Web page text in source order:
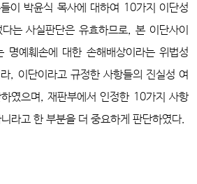
이 박윤식 목사에 대하여 10가지 이단성
는 사실판단은 유효하므로, 본 이단사이
명예훼손에 대한 손해배상이라는 위법성
, 이단이라고 규정한 사항들의 진실성 여
였으며, 재판부에서 인정한 10가지 사항
라고 한 부분을 더 중요하게 판단하였다.